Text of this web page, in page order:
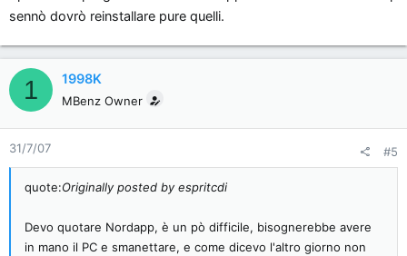
sennò dovrò reinstallare pure quelli.
1 1998K
MBenz Owner
31/7/07 #5
quote:Originally posted by espritcdi
Devo quotare Nordapp, è un pò difficile, bisognerebbe avere
in mano il PC e smanettare, e come dicevo l'altro giorno non